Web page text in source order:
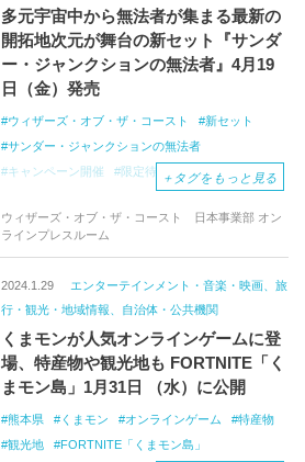
多元宇宙中から無法者が集まる最新の
開拓地次元が舞台の新セット『サンダ
ー・ジャンクションの無法者』4月19
日（金）発売
ウィザーズ・オブ・ザ・コースト
新セット
サンダー・ジャンクションの無法者
キャンペーン開催
限定待ち受け画像
世界的ゲームクリエイティブカンパニー
＋ タグをもっと見る
ウィザーズ・オブ・ザ・コースト 日本事業部 オン
ラインプレスルーム
2024.1.29
エンターテインメント・音楽・映画、旅
行・観光・地域情報、自治体・公共機関
くまモンが人気オンラインゲームに登
場、特産物や観光地も FORTNITE「く
まモン島」1月31日 （水）に公開
熊本県 くまモン オンラインゲーム
特産物
観光地
FORTNITE「くまモン島」